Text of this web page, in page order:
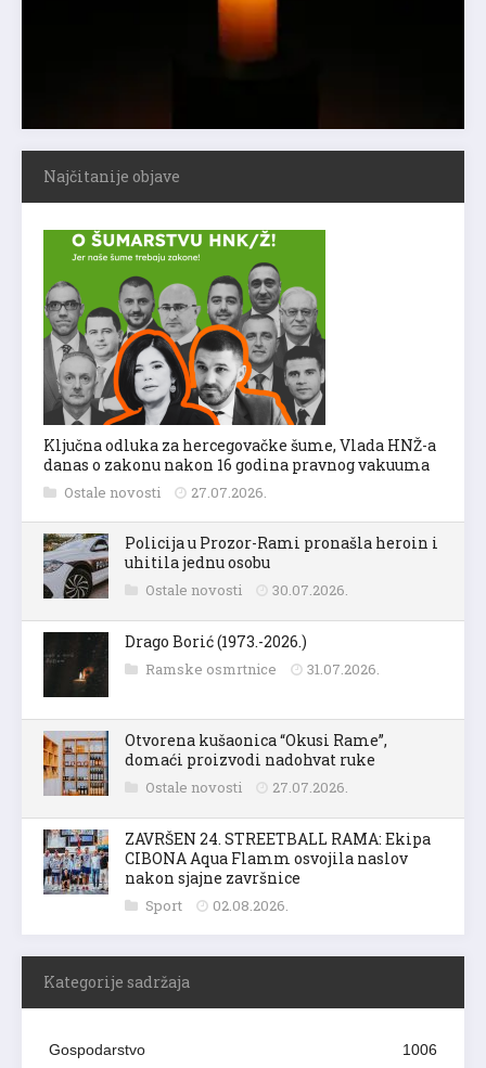
Najčitanije objave
Ključna odluka za hercegovačke šume, Vlada HNŽ-a
danas o zakonu nakon 16 godina pravnog vakuuma
Ostale novosti 27.07.2026.
Policija u Prozor-Rami pronašla heroin i
uhitila jednu osobu
Ostale novosti 30.07.2026.
Drago Borić (1973.-2026.)
Ramske osmrtnice 31.07.2026.
Otvorena kušaonica “Okusi Rame”,
domaći proizvodi nadohvat ruke
Ostale novosti 27.07.2026.
ZAVRŠEN 24. STREETBALL RAMA: Ekipa
CIBONA Aqua Flamm osvojila naslov
nakon sjajne završnice
Sport 02.08.2026.
Kategorije sadržaja
Gospodarstvo 1006